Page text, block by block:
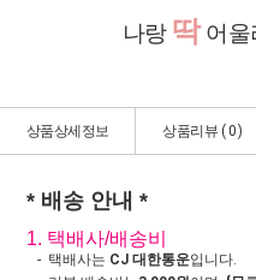
나랑 딱어울
상품상세정보 상품리뷰 (0)
* 배송 안내 *
1. 택배사/배송비
- 택배사는 CJ 대한통운입니다.